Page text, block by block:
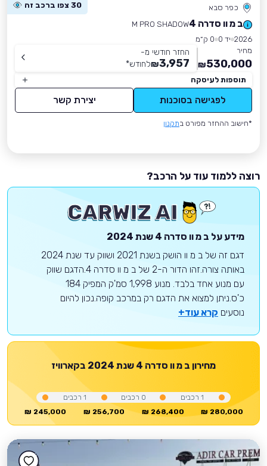
כפר סבא 30 צפו ברכב זה
ב מ וו סדרה 4
M PRO SHADOW
2026 יד 0
0 ק״מ
מחיר
530,000
₪
החזר חודשי מ-
3,957
₪לחודש*
תוספות לעיסקה
לפגישה בסוכנות יצירת קשר
*חישוב ההחזר מפורט בתקנון
רוצה ללמוד עוד על הרכב?
מידע על ב מ וו סדרה 4
שנת 2024
דגם זה של ב מ וו הושק בשנת 2021 ושווק עד שנת 2024
באותה צורה.זהו הדור ה-2 של ב מ וו סדרה 4.הדגם שווק
עם מנוע אחד בלבד. מנוע 1,998 סמ'ק המפיק 184
כ'ס.ניתן למצוא את הדגם רק במרכב קופה.נכון להיום
נוסעים קרא עוד+
מחירון ב מ וו סדרה 4 שנת 2024 בקארוויז
245,000 ₪
1 רכבים
256,700 ₪
0 רכבים
268,400 ₪
1רכבים
280,000 ₪